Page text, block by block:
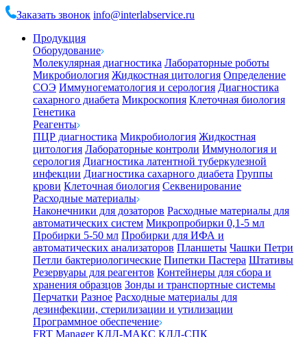
Заказать звонок info@interlabservice.ru
Продукция
Оборудование
Молекулярная диагностика Лабораторные роботы
Микробиология Жидкостная цитология Определение
СОЭ Иммуногематология и серология Диагностика
сахарного диабета Микроскопия Клеточная биология
Генетика
Реагенты
ПЦР диагностика Микробиология Жидкостная
цитология Лабораторные контроли Иммунология и
серология Диагностика латентной туберкулезной
инфекции Диагностика сахарного диабета Группы
крови Клеточная биология Секвенирование
Расходные материалы
Наконечники для дозаторов Расходные материалы для
автоматических систем Микропробирки 0,1-5 мл
Пробирки 5-50 мл Пробирки для ИФА и
автоматических анализаторов Планшеты Чашки Петри
Петли бактериологические Пипетки Пастера Штативы
Резервуары для реагентов Контейнеры для сбора и
хранения образцов Зонды и транспортные системы
Перчатки Разное Расходные материалы для
дезинфекции, стерилизации и утилизации
Программное обеспечение
FRT Manager КДЛ-МАКС КДЛ-СПК